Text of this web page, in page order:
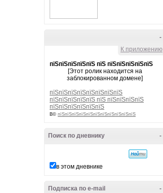
-
К приложению
пїЅпїЅпїЅпїЅпїЅ пїЅ пїЅпїЅпїЅпїЅпїЅ
[Этот ролик находится на
заблокированном домене]
пїЅпїЅпїЅпїЅпїЅпїЅпїЅпїЅ
пїЅпїЅпїЅпїЅпїЅ пїЅ пїЅпїЅпїЅпїЅ
пїЅпїЅпїЅпїЅпїЅпїЅ
В© пїЅпїЅпїЅпїЅпїЅпїЅпїЅпїЅпїЅпїЅпїЅ
-
Поиск по дневнику
в этом дневнике
-
Подписка по e-mail